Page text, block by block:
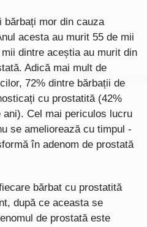
bărbați mor din cauza
acesta au murit 55 de mii
dintre aceștia au murit din
Adică mai mult de
72% dintre bărbații de
cu prostatită (42%
Cel mai periculos lucru
se ameliorează cu timpul -
în adenom de prostată
bărbat cu prostatită
după ce aceasta se
de prostată este